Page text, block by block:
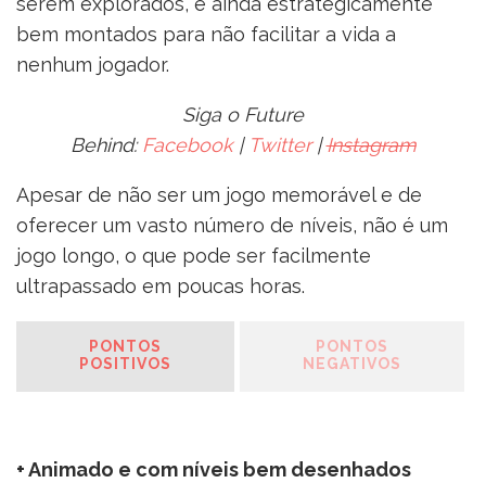
bem montados para não facilitar a vida a
nenhum jogador.
Siga o Future
Behind: Facebook| Twitter|Instagram
Apesar de não ser um jogo memorável e de
oferecer um vasto número de níveis, não é um
jogo longo, o que pode ser facilmente
ultrapassado em poucas horas.
PONTOS
POSITIVOS
PONTOS
NEGATIVOS
+ Animado e com níveis bem desenhados